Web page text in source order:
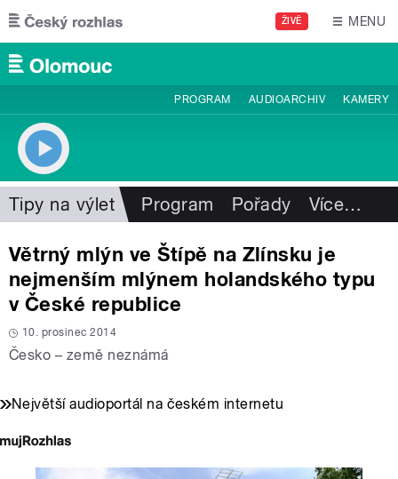
Přejít k hlavnímu obsahu
ŽIVĚ MENU
PROGRAM AUDIOARCHIV KAMERY
Tipy na výlet Program Pořady Více…
Větrný mlýn ve Štípě na Zlínsku je
nejmenším mlýnem holandského typu
v České republice
10. prosinec 2014
Česko – země neznámá
Největší audioportál na českém internetu